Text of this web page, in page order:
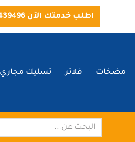
اطلب خدمتك الآن 99439496
مضخات فلاتر تسليك مجاري